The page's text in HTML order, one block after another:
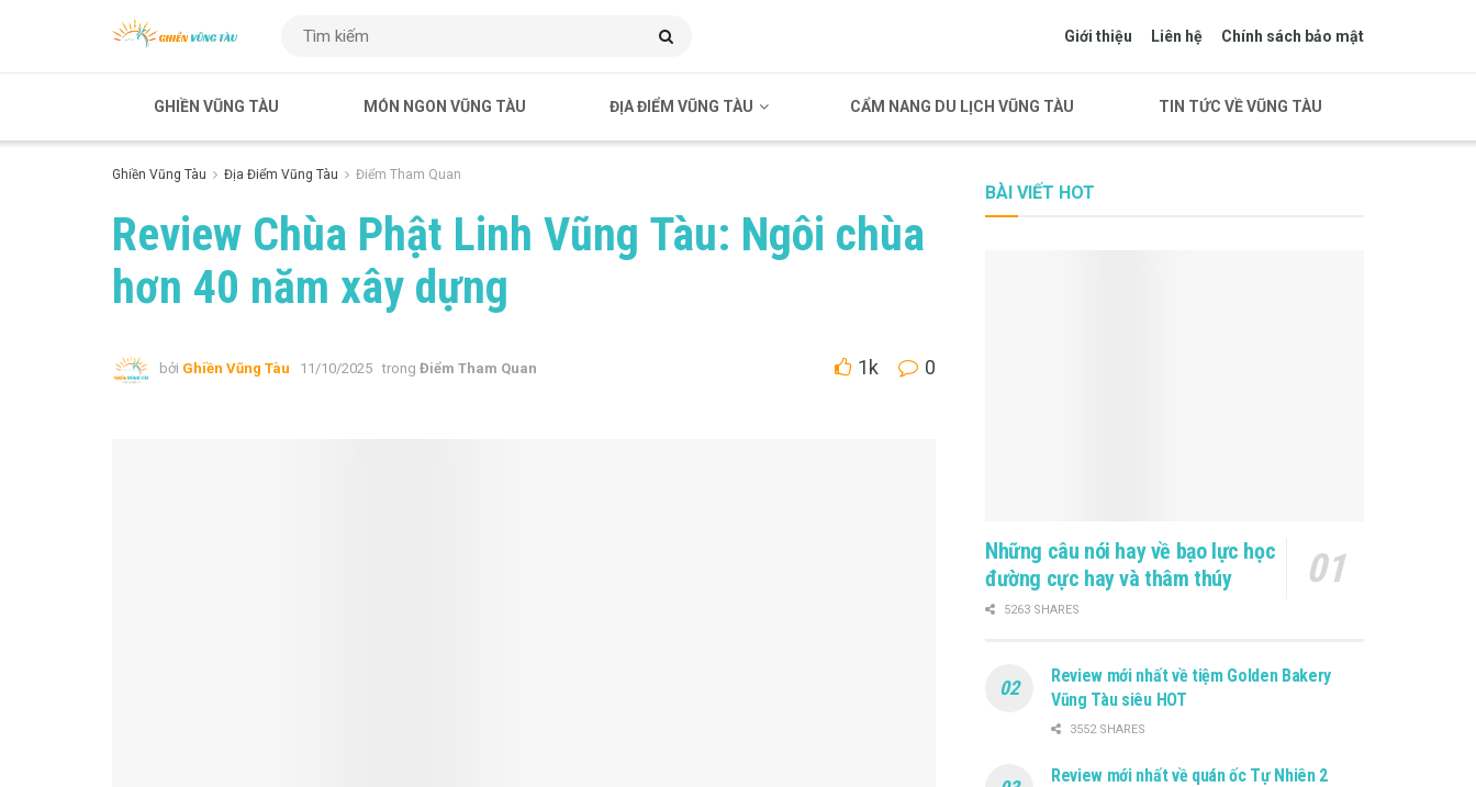
Giới thiệu Liên hệ Chính sách bảo mật
GHIỀN VŨNG TÀU MÓN NGON VŨNG TÀU ĐỊA ĐIỂM VŨNG TÀU CẨM NANG DU LỊCH VŨNG TÀU TIN TỨC VỀ VŨNG TÀU
Ghiền Vũng Tàu Địa Điểm Vũng Tàu Điểm Tham Quan
Review Chùa Phật Linh Vũng Tàu: Ngôi chùa
hơn 40 năm xây dựng
bởi Ghiền Vũng Tàu 11/10/2025 trong Điểm Tham Quan 1k 0
BÀI VIẾT HOT
Những câu nói hay về bạo lực học
đường cực hay và thâm thúy
5263 SHARES
Review mới nhất về tiệm Golden Bakery
Vũng Tàu siêu HOT
3552 SHARES
Review mới nhất về quán ốc Tự Nhiên 2